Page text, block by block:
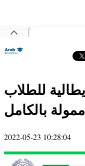
للطلاب
2022-05-23 10:28:04